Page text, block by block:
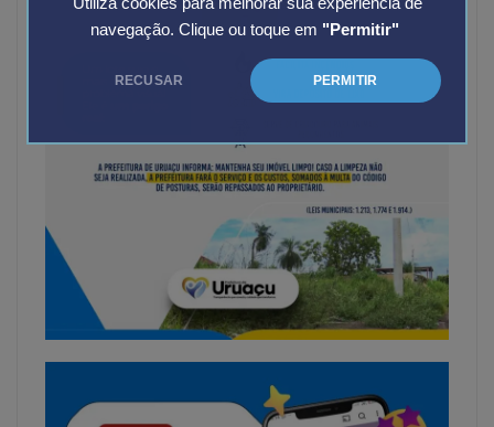
navegação. Clique ou toque em "Permitir"
RECUSAR PERMITIR